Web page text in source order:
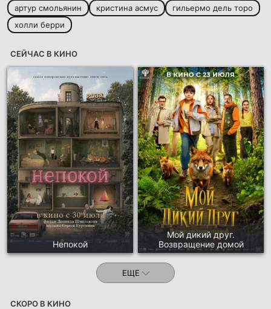
артур смольянин
кристина асмус
гильермо дель торо
холли берри
СЕЙЧАС В КИНО
Непокой
Мой дикий друг.
Возвращение домой
ЕЩЕ
СКОРО В КИНО